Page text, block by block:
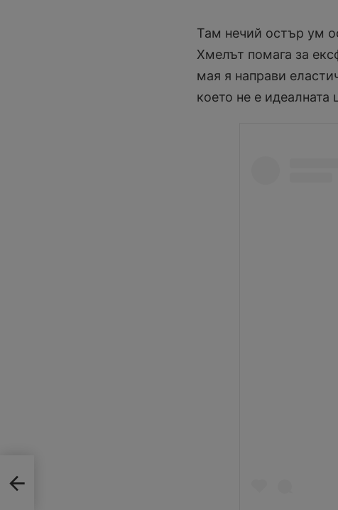
Там нечий остър ум
Хмелът помага за
мая я направи
което не е идеалната